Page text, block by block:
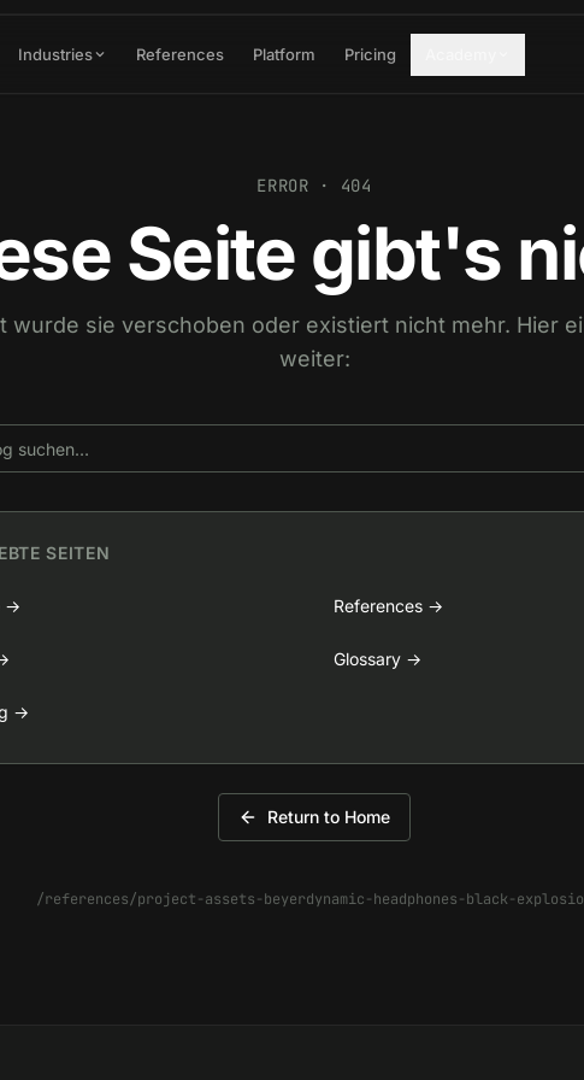
Industries References Platform Pricing
ERROR · 404
Seite gibt's
wurde sie verschoben oder existiert nicht mehr. Hier
weiter:
SEITEN
→ References →
Glossary →
→
Return to Home
/references/project-assets-beyerdynamic-headphones-black-